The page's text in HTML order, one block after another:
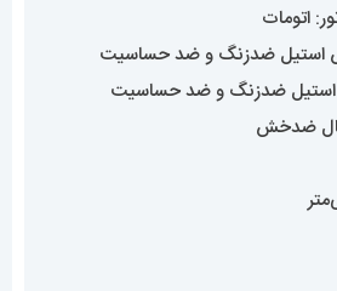
اتومات
استیل ضدزنگ و ضد حساسیت
استیل ضدزنگ و ضد حساسیت
ضدخش